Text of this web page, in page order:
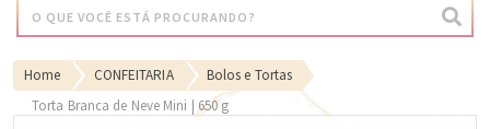
Home CONFEITARIA
Bolos e Tortas
Torta Branca de Neve Mini | 650 g